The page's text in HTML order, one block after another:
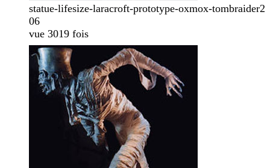
statue-lifesize-laracroft-prototype-oxmox-tombraider2
06
vue 3019 fois